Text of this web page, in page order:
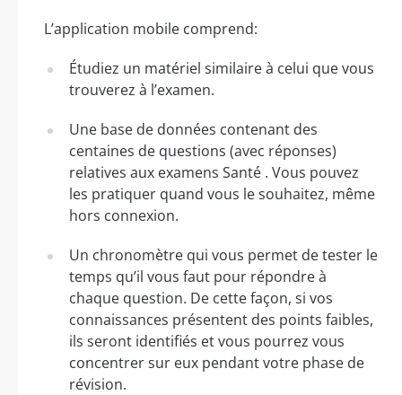
L’application mobile comprend:
Étudiez un matériel similaire à celui que vous
trouverez à l’examen.
Une base de données contenant des
centaines de questions (avec réponses)
relatives aux examens Santé . Vous pouvez
les pratiquer quand vous le souhaitez, même
hors connexion.
Un chronomètre qui vous permet de tester le
temps qu’il vous faut pour répondre à
chaque question. De cette façon, si vos
connaissances présentent des points faibles,
ils seront identifiés et vous pourrez vous
concentrer sur eux pendant votre phase de
révision.